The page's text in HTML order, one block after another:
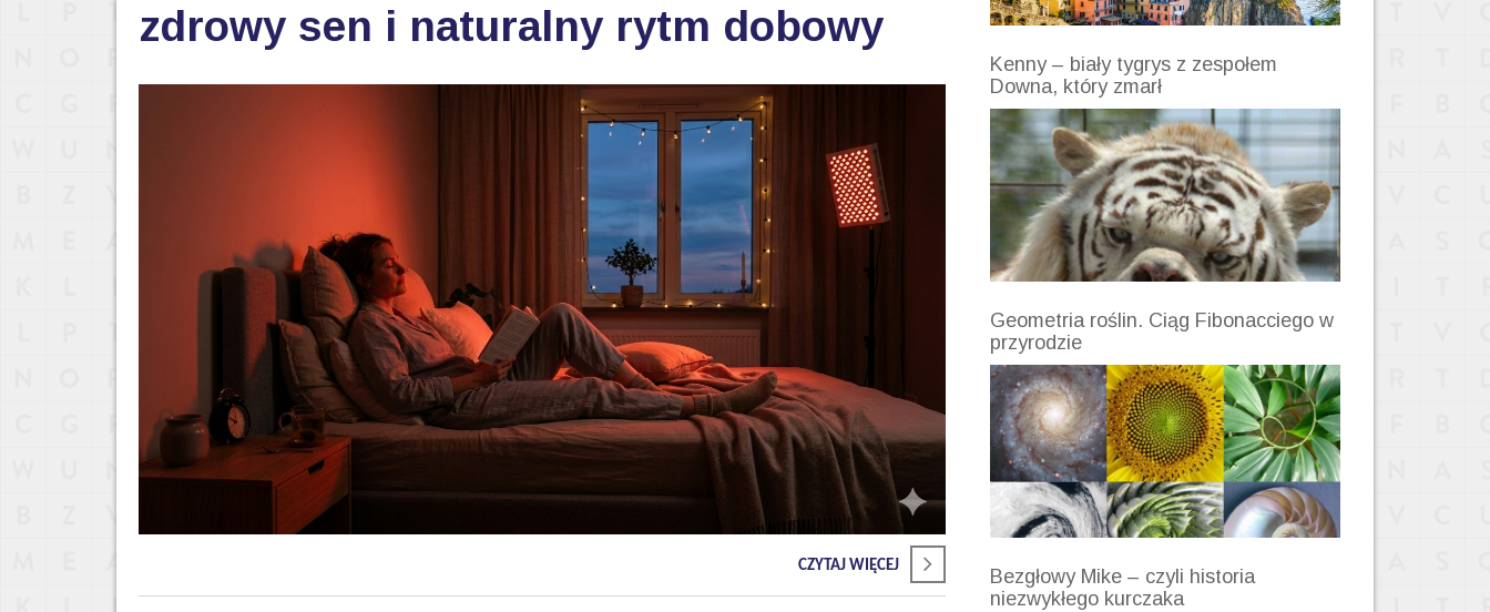
zdrowy sen i naturalny rytm dobowy
CZYTAJ WIĘCEJ
Kenny – biały tygrys z zespołem
Downa, który zmarł
Geometria roślin. Ciąg Fibonacciego w
przyrodzie
Bezgłowy Mike – czyli historia
niezwykłego kurczaka